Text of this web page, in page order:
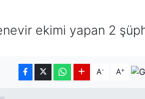
ekimi yapan 2
A- A+